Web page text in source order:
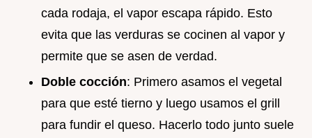
cada rodaja, el vapor escapa rápido. Esto
evita que las verduras se cocinen al vapor y
permite que se asen de verdad.
Doble cocción: Primero asamos el vegetal
para que esté tierno y luego usamos el grill
para fundir el queso. Hacerlo todo junto suele